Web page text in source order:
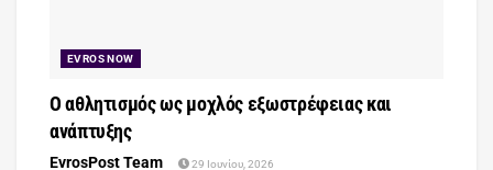
EVROS NOW
Ο αθλητισμός ως μοχλός εξωστρέφειας και
ανάπτυξης
EvrosPost Team 29 Ιουνίου, 2026